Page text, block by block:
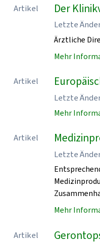
Artikel Der
Letzte
Ärztliche
Mehr
Artikel
Letzte
Mehr
Artikel
Letzte
Mehr
Artikel